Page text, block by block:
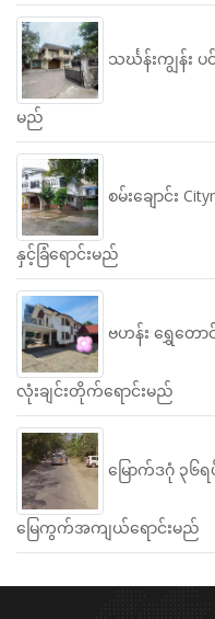
သင်္ဃန်းကျွန်း
မည်
စမ်းချောင်း
နှင့်ခြံရောင်းမည်
ဗဟန်း ရွှေတော
လုံးချင်းတိုက်ရောင်းမည်
မြောက်ဒဂုံ ၃
မြေကွက်အကျယ်ရောင်းမည်